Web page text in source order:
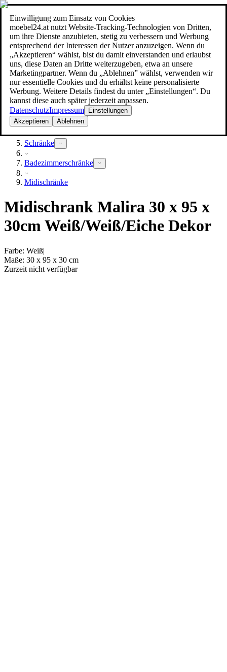
Einwilligung zum Einsatz von Cookies
moebel24.at nutzt Website-Tracking-Technologien von Dritten,
um ihre Dienste anzubieten, stetig zu verbessern und Werbung
entsprechend der Interessen der Nutzer anzuzeigen. Wenn du
„Akzeptieren“ wählst, bist du damit einverstanden und erlaubst
uns, diese Daten an Dritte weiterzugeben, etwa an unsere
Marketingpartner. Wenn du „Ablehnen” wählst, verwenden wir
nur essentielle Cookies und du erhältst keine personalisierte
Werbung. Weitere Details findest du unter „Einstellungen“. Du
kannst diese auch später jederzeit anpassen.
DatenschutzImpressum
Einstellungen
Akzeptieren
Ablehnen
Suche
moebel dir den besten Preis!moebel dir den besten Preis!
Möbel
Schränke
Badezimmerschränke
Midischränke
Midischrank Malira 30 x 95 x
30cm Weiß/Weiß/Eiche Dekor
Farbe: Weiß|
Maße: 30 x 95 x 30 cm
Zurzeit nicht verfügbar